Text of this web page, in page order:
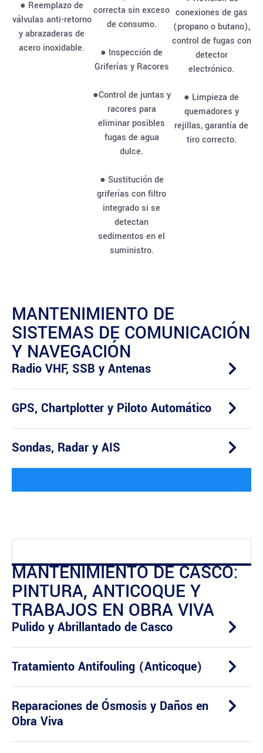
● Reemplazo de
válvulas anti-retorno
y abrazaderas de
acero inoxidable.
correcta sin exceso
de consumo.
● Inspección de
Griferías y Racores
●Control de juntas y
racores para
eliminar posibles
fugas de agua
dulce.
● Sustitución de
griferías con filtro
integrado si se
detectan
sedimentos en el
suministro.
conexiones de gas
(propano o butano),
control de fugas con
detector
electrónico.
● Limpieza de
quemadores y
rejillas, garantía de
tiro correcto.
MANTENIMIENTO DE
SISTEMAS DE COMUNICACIÓN
Y NAVEGACIÓN
Radio VHF, SSB y Antenas
GPS, Chartplotter y Piloto Automático
Sondas, Radar y AIS
MANTENIMIENTO DE CASCO:
PINTURA, ANTICOQUE Y
TRABAJOS EN OBRA VIVA
Pulido y Abrillantado de Casco
Tratamiento Antifouling (Anticoque)
Reparaciones de Ósmosis y Daños en
Obra Viva